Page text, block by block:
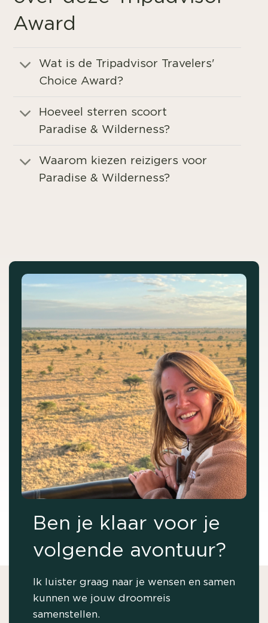
Award
Wat is de Tripadvisor Travelers'
Choice Award?
Hoeveel sterren scoort
Paradise & Wilderness?
Waarom kiezen reizigers voor
Paradise & Wilderness?
Ben je klaar voor je
volgende avontuur?
Ik luister graag naar je wensen en samen
kunnen we jouw droomreis
samenstellen.